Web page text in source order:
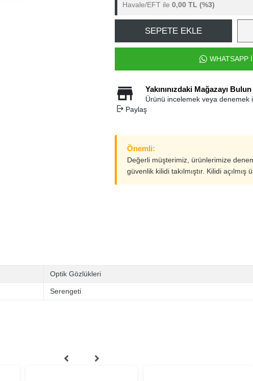
Havale/EFT ile 0,00 TL (%3)
SEPETE EKLE
WHATSAPP
Yakınınızdaki Mağazayı Bulun
Ürünü incelemek veya denemek
Paylaş
Önemli:
Değerli müşterimiz, ürünlerimize
güvenlik kilidi takılmıştır. Kilidi
Optik Gözlükleri
Serengeti